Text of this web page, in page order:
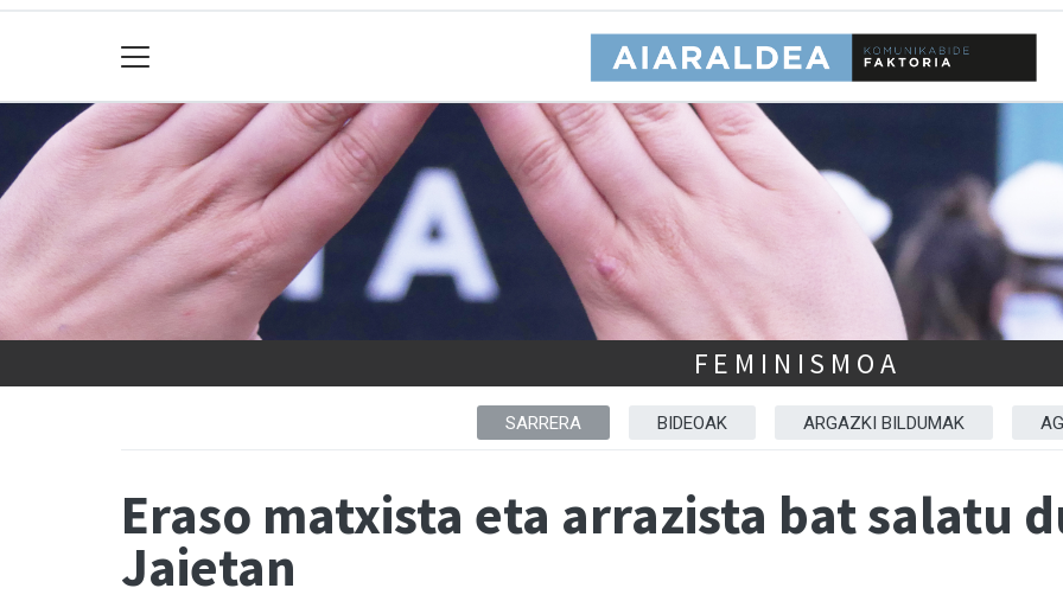
FEMINISMOA
SARRERA BIDEOAK ARGAZKI BILDUMAK
Eraso matxista eta arrazista bat salatu
Jaietan